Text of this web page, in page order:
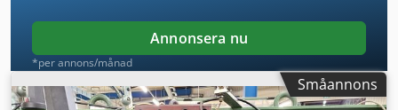
Annonsera nu
*per annons/månad
Småannons